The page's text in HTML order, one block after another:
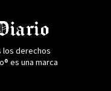
los derechos
es una marca